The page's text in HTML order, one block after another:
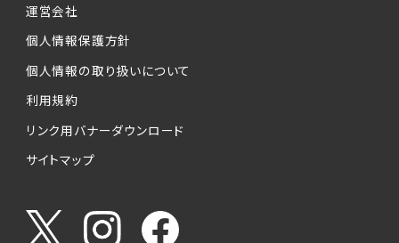
運営会社
個人情報保護方針
個人情報の取り扱いについて
利用規約
リンク用バナーダウンロード
サイトマップ